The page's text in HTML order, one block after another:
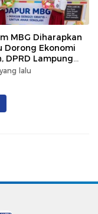
MBG Diharapkan
Dorong Ekonomi
DPRD Lampung
Pemanfaatan
lalu